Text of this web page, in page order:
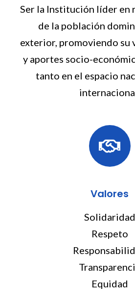
Ser la Institución líder en
de la población
exterior, promoviendo su
y aportes socio-
tanto en el espacio
Valores
Solidaridad
Respeto
Equidad